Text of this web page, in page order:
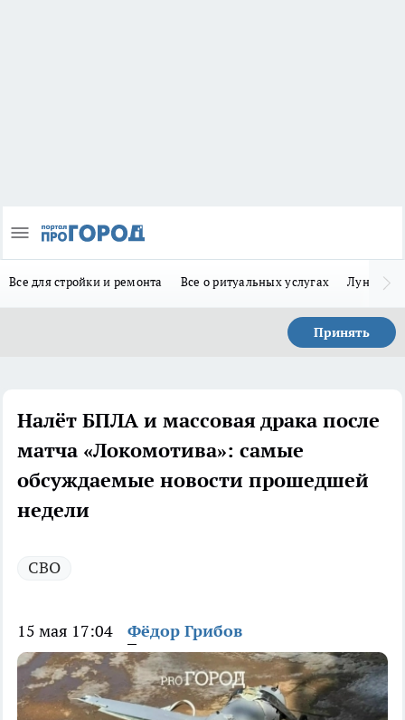
Все для стройки и ремонта Все о ритуальных услугах Лунно-
Принять
Налёт БПЛА и массовая драка после
матча «Локомотива»: самые
обсуждаемые новости прошедшей
недели
СВО
15 мая 17:04 Фёдор Грибов